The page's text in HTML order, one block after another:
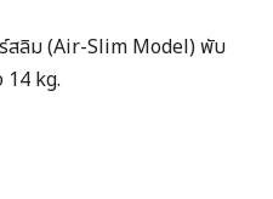
สลิม (Air-Slim Model) พับ
14 kg.